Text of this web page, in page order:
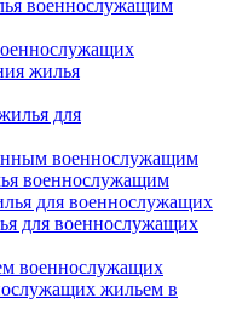
военнослужащим
жилья
для
военнослужащим
военнослужащим
для военнослужащих
для военнослужащих
военнослужащих
жильем в